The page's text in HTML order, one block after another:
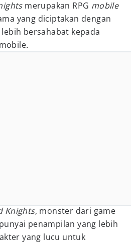
merupakan RPG mobile
yang diciptakan dengan
bersahabat kepada
.
Knights, monster dari game
penampilan yang lebih
yang lucu untuk